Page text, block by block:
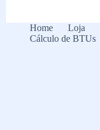
Confira
como
comemorar
Home Loja
Cálculo de BTUs